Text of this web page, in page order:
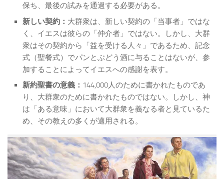
保ち、最後の試みを通過する必要がある。
新しい契約： 大群衆は、新しい契約の「当事者」ではな
く、イエスは彼らの「仲介者」ではない。しかし、大群
衆はその契約から「益を受ける人々」であるため、記念
式（聖餐式）でパンとぶどう酒に与ることはないが、参
加することによってイエスへの感謝を表す。
新約聖書の意義： 144,000人のために書かれたものであ
り、大群衆のために書かれたものではない。しかし、神
は「ある意味」において大群衆を義なる者と見ているた
め、その教えの多くが適用される。